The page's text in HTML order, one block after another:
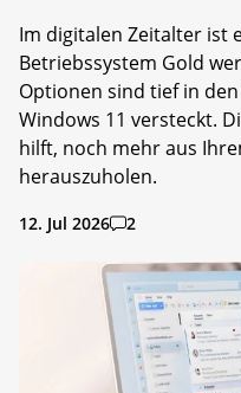
Im digitalen Zeitalter ist
Betriebssystem Gold
Optionen sind tief in
Windows 11 versteckt.
hilft, noch mehr aus
herauszuholen.
12. Jul 2026 2